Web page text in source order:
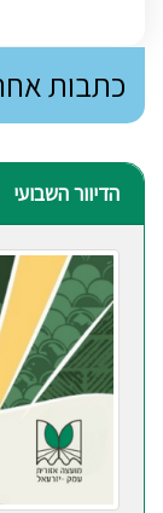
כתבות
הדיוור השבועי